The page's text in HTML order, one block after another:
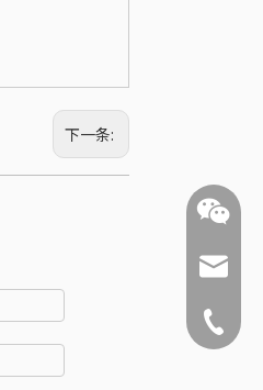
下一条:
+86-